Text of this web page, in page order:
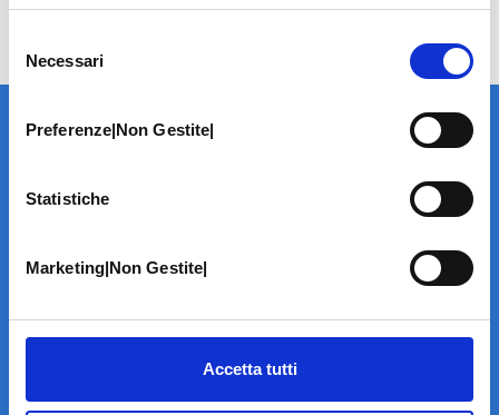
delNecessari
Preferenze|Non Gestite|
Statistiche
Marketing|Non Gestite|
Accetta tutti
LA STRUTTURA
Home Page